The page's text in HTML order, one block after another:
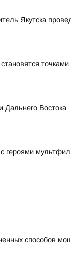
Якутска
Дальнего Востока
героями
способов